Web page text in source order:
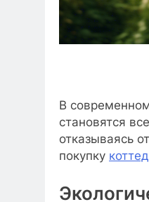
В
становятся
отказываясь
покупку